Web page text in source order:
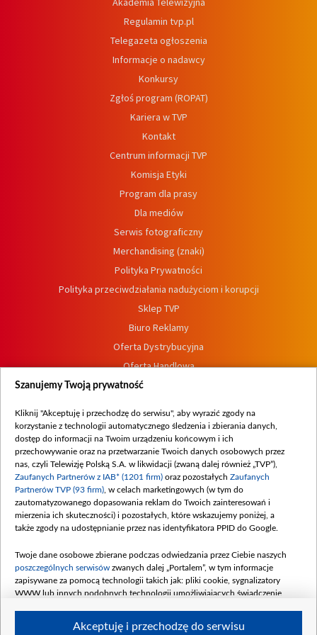
Regulamin tvp.pl
Telegazeta ogłoszenia
Informacje o nadawcy
Konkursy
Zgłoś program (ROPAT)
Kariera w TVP
Kontakt
Centrum informacji TVP
Komisja Etyki
Program dla prasy
Dla mediów
Serwis fotograficzny
Merchandising (znaki)
Polityka Prywatności
Polityka przeciwdziałania nadużyciom i korupcji
Sklep TVP
Biuro Reklamy
Oferta Dystrybucyjna
Oferta Handlowa
Dostępność
Procedura zgłoszeń wewnętrznych
Szanujemy Twoją prywatność
Kliknij "Akceptuję i przechodzę do serwisu", aby wyrazić zgody na
korzystanie z technologii automatycznego śledzenia i zbierania danych,
dostęp do informacji na Twoim urządzeniu końcowym i ich
przechowywanie oraz na przetwarzanie Twoich danych osobowych przez
nas, czyli Telewizję Polską S.A. w likwidacji (zwaną dalej również „TVP”),
Zaufanych Partnerów z IAB* (1201 firm) oraz pozostałych Zaufanych
Partnerów TVP (93 firm) , w celach marketingowych (w tym do
zautomatyzowanego dopasowania reklam do Twoich zainteresowań i
mierzenia ich skuteczności) i pozostałych, które wskazujemy poniżej, a
także zgody na udostępnianie przez nas identyfikatora PPID do Google.
Twoje dane osobowe zbierane podczas odwiedzania przez Ciebie naszych
poszczególnych serwisów zwanych dalej „Portalem”, w tym informacje
zapisywane za pomocą technologii takich jak: pliki cookie, sygnalizatory
WWW lub innych podobnych technologii umożliwiających świadczenie
Akceptuję i przechodzę do serwisu